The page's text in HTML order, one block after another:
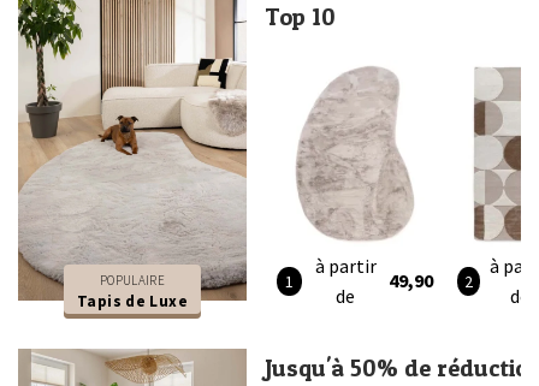
POPULAIRE
Tapis de Luxe
Top 10
à partir
de
49,90
à
de
Jusqu'à 50% de